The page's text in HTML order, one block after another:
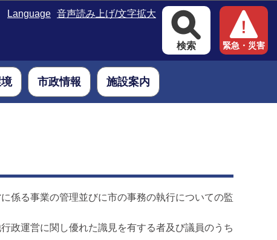
Language 音声読み上げ/文字拡大
検索 緊急・災害
市政情報 施設案内
係る事業の管理並びに市の事務の執行についての監
政運営に関し優れた識見を有する者及び議員のうち